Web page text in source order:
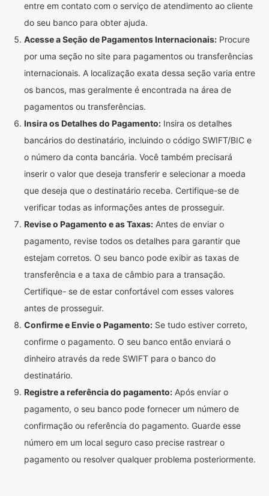
entre em contato com o serviço de atendimento ao cliente
do seu banco para obter ajuda.
Acesse a Seção de Pagamentos Internacionais: Procure
por uma seção no site para pagamentos ou transferências
internacionais. A localização exata dessa seção varia entre
os bancos, mas geralmente é encontrada na área de
pagamentos ou transferências.
Insira os Detalhes do Pagamento: Insira os detalhes
bancários do destinatário, incluindo o código SWIFT/BIC e
o número da conta bancária. Você também precisará
inserir o valor que deseja transferir e selecionar a moeda
que deseja que o destinatário receba. Certifique-se de
verificar todas as informações antes de prosseguir.
Revise o Pagamento e as Taxas: Antes de enviar o
pagamento, revise todos os detalhes para garantir que
estejam corretos. O seu banco pode exibir as taxas de
transferência e a taxa de câmbio para a transação.
Certifique- se de estar confortável com esses valores
antes de prosseguir.
Confirme e Envie o Pagamento: Se tudo estiver correto,
confirme o pagamento. O seu banco então enviará o
dinheiro através da rede SWIFT para o banco do
destinatário.
Registre a referência do pagamento: Após enviar o
pagamento, o seu banco pode fornecer um número de
confirmação ou referência do pagamento. Guarde esse
número em um local seguro caso precise rastrear o
pagamento ou resolver qualquer problema posteriormente.